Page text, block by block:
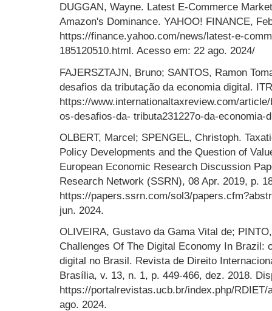
DUGGAN, Wayne. Latest E-Commerce
Amazon's Dominance. YAHOO! FINANCE,
https://finance.yahoo.com/news/latest-e-
185120510.html. Acesso em: 22 ago. 2024/
FAJERSZTAJN, Bruno; SANTOS, Ramon
desafios da tributação da economia digital.
https://www.internationaltaxreview.com/
os-desafios-da- tributa231227o-da-economia-
OLBERT, Marcel; SPENGEL, Christoph.
Policy Developments and the Question of
European Economic Research Discussion
Research Network (SSRN), 08 Apr. 2019, p.
https://papers.ssrn.com/sol3/
jun. 2024.
OLIVEIRA, Gustavo da Gama Vital de;
Challenges Of The Digital Economy In Brazil:
digital no Brasil. Revista de Direito
Brasília, v. 13, n. 1, p. 449-466, dez. 2018.
https://portalrevistas.ucb.br/index.php/
ago. 2024.